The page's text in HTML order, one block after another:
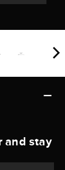
and stay